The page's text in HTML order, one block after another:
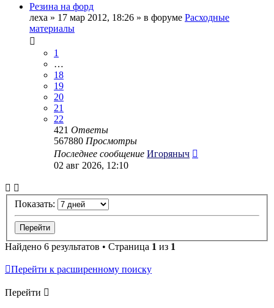
Резина на форд
леха » 17 мар 2012, 18:26 » в форуме Расходные
материалы
1
…
18
19
20
21
22
421 Ответы
567880 Просмотры
Последнее сообщение Игоряныч
02 авг 2026, 12:10
Показать:
Найдено 6 результатов • Страница 1 из 1
Перейти к расширенному поиску
Перейти